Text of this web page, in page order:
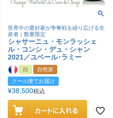
世界中の愛好家が争奪戦を繰り広げる生
産者｜数量限定
シャサーニュ・モンラッシェ
ル・コンシ・デュ・シャン
2021／ユベール･ラミー
白
自然派
クール便でお届け
¥38,500税込